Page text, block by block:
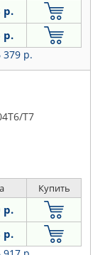
р.
р.
379 р.
Т7
Купить
р.
р.